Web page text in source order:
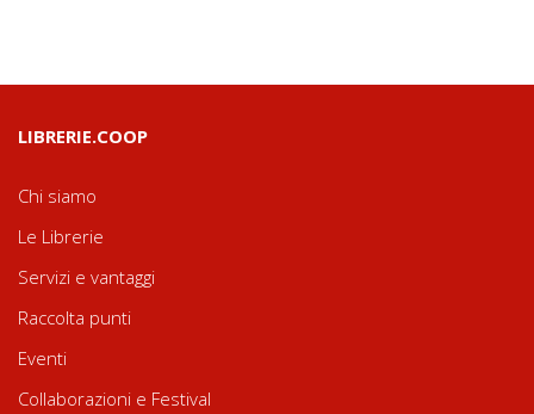
LIBRERIE.COOP
Chi siamo
Le Librerie
Servizi e vantaggi
Raccolta punti
Eventi
Collaborazioni e Festival